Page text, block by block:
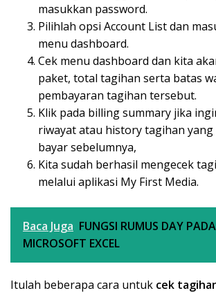
masukkan password.
Pilihlah opsi Account List dan
menu dashboard.
Cek menu dashboard dan kita
paket, total tagihan serta batas
pembayaran tagihan tersebut.
Klik pada billing summary jika
riwayat atau history tagihan yang
bayar sebelumnya,
Kita sudah berhasil mengecek
melalui aplikasi My First Media.
Baca Juga FUNGSI RUMUS DAY PADA
MICROSOFT EXCEL
Itulah beberapa cara untuk cek